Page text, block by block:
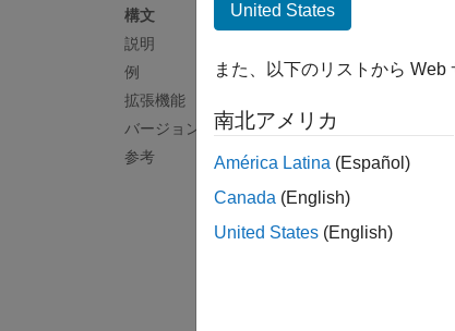
構文
説明
例
拡張機能
バージョン履歴
参考
x
United States
また、以下のリストから Web
南北アメリカ
América Latina (Español)
Canada (English)
United States (English)